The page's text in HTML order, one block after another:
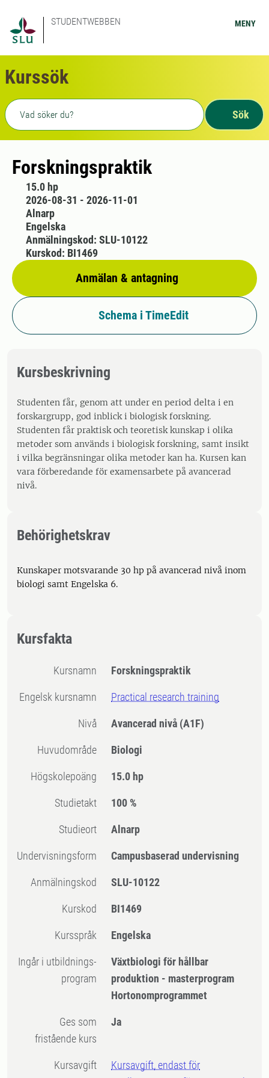
STUDENTWEBBEN MENY
Kurssök
Fritext sökning
Sök
Forskningspraktik
15.0 hp
2026-08-31 - 2026-11-01
Alnarp
Engelska
Anmälan & antagning
Anmälningskod: SLU-10122
Kurskod: BI1469
Schema i TimeEdit
Kursbeskrivning
Studenten får, genom att under en period delta i en
forskargrupp, god inblick i biologisk forskning.
Studenten får praktisk och teoretisk kunskap i olika
metoder som används i biologisk forskning, samt insikt
i vilka begränsningar olika metoder kan ha. Kursen kan
vara förberedande för examensarbete på avancerad
nivå.
Behörighetskrav
Kunskaper motsvarande 30 hp på avancerad nivå inom
biologi samt Engelska 6.
Kursfakta
Kursnamn Forskningspraktik
Engelsk kursnamn Practical research training
Nivå Avancerad nivå (A1F)
Huvudområde Biologi
högskolepoäng 15.0 hp
Studietakt 100 %
Studieort Alnarp
Undervisningsform Campusbaserad undervisning
Anmälningskod SLU-10122
Kurskod BI1469
Kursspråk Engelska
Ingår i utbildnings-
program
Växtbiologi för hållbar
produktion - masterprogram
Hortonomprogrammet
Ges som
fristående kurs
Ja
Kursavgift
Kursavgift, endast för